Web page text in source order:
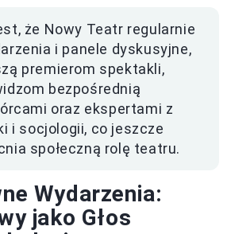
że Nowy Teatr regularnie
i panele dyskusyjne,
premierom spektakli,
bezpośrednią
oraz ekspertami z
i socjologii, co jeszcze
społeczną rolę teatru.
Wydarzenia:
jako Głos